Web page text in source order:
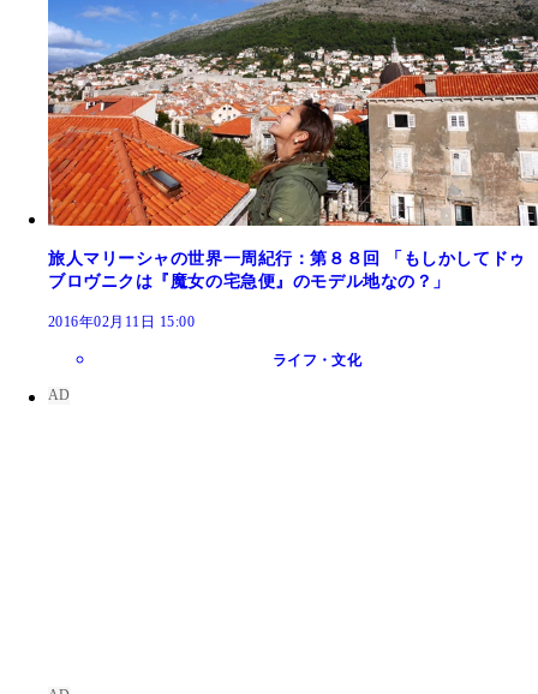
旅人マリーシャの世界一周紀行：第８８回 「もしかしてドゥ
ブロヴニクは『魔女の宅急便』のモデル地なの？」
2016年02月11日 15:00
ライフ・文化